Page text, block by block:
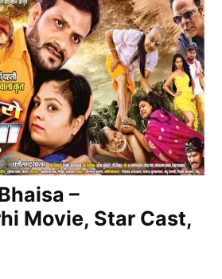
–
Movie, Star Cast,